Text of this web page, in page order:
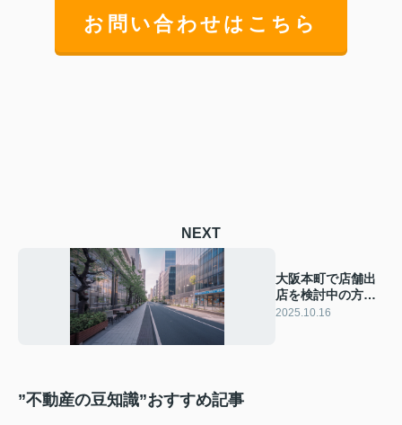
お問い合わせはこちら
NEXT
大阪本町で店舗出
店を検討中の方必
見！相場や特性を
2025.10.16
”不動産の豆知識”おすすめ記事